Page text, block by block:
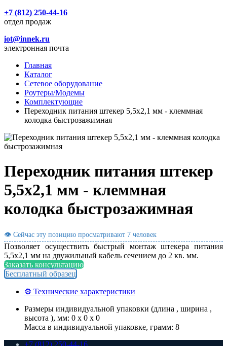
+7 (812) 250-44-16
отдел продаж
iot@innek.ru
электронная почта
Главная
Каталог
Сетевое оборудование
Роутеры/Модемы
Комплектующие
Переходник питания штекер 5,5х2,1 мм - клеммная
колодка быстрозажимная
Переходник питания штекер
5,5х2,1 мм - клеммная
колодка быстрозажимная
👁 Сейчас эту позицию просматривают 7 человек
Позволяет осуществить быстрый монтаж штекера питания
5,5х2,1 мм на двужильный кабель сечением до 2 кв. мм.
Заказать консультацию
Бесплатный образец
⚙ Технические характеристики
Размеры индивидуальной упаковки (длина , ширина ,
высота ), мм: 0 x 0 x 0
Масса в индивидуальной упаковке, грамм: 8
+7 (812) 250-44-16